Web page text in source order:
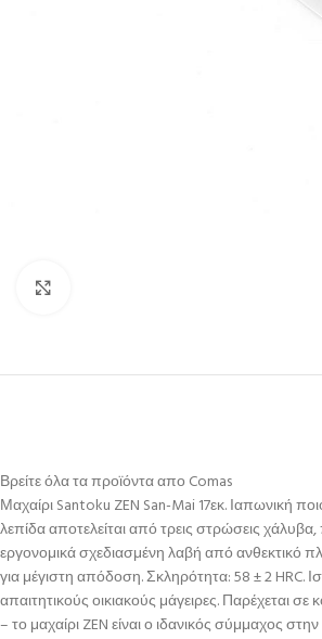
Βρείτε όλα τα προϊόντα απο Comas
Μαχαίρι Santoku ZEN San-Mai 17εκ. Ιαπωνική
λεπίδα αποτελείται από τρεις στρώσεις
εργονομικά σχεδιασμένη λαβή από ανθεκτικό
για μέγιστη απόδοση. Σκληρότητα: 58 ± 2 HRC.
απαιτητικούς οικιακούς μάγειρες. Παρέχεται
– το μαχαίρι ZEN είναι ο ιδανικός σύμμαχος